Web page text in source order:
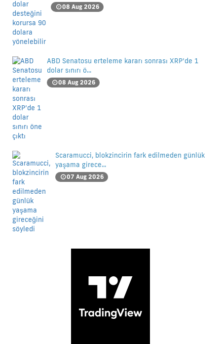
08 Aug 2026
ABD Senatosu erteleme kararı sonrası XRP’de 1
dolar sınırı ö...
08 Aug 2026
Scaramucci, blokzincirin fark edilmeden günlük
yaşama girece...
07 Aug 2026